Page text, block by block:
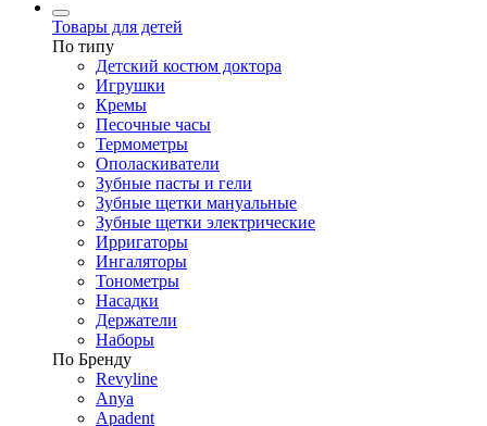
Товары для детей
По типу
Детский костюм доктора
Игрушки
Кремы
Песочные часы
Термометры
Ополаскиватели
Зубные пасты и гели
Зубные щетки мануальные
Зубные щетки электрические
Ирригаторы
Ингаляторы
Тонометры
Насадки
Держатели
Наборы
По Бренду
Revyline
Anya
Apadent